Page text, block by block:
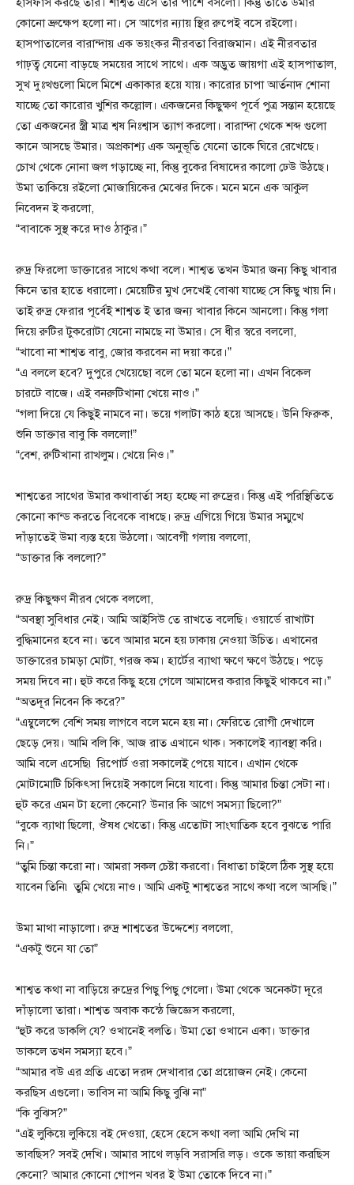
কোনো ভ্রুক্ষেপ হলো না। সে আগের ন্যায় স্থির রুপেই বসে রইলো।
হাসপাতালের বারান্দায় এক ভয়ংকর নীরবতা বিরাজমান। এই নীরবতার
গাঢ়ত্ব যেনো বাড়ছে সময়ের সাথে সাথে। এক অদ্ভুত জায়গা এই হাসপাতাল,
সুখ দুঃখগুলো মিলে মিশে একাকার হয়ে যায়। কারোর চাপা আর্তনাদ শোনা
যাচ্ছে তো কারোর খুশির কল্লোল। একজনের কিছুক্ষণ পূর্বে পুত্র সন্তান হয়েছে
তো একজনের স্ত্রী মাত্র শ্বষ নিঃশ্বাস ত্যাগ করলো। বারান্দা থেকে শব্দ গুলো
কানে আসছে উমার। অপ্রকাশ্য এক অনুভূতি যেনো তাকে ঘিরে রেখেছে।
চোখ থেকে নোনা জল গড়াচ্ছে না, কিন্তু বুকের বিষাদের কালো ঢেউ উঠছে।
উমা তাকিয়ে রইলো মোজায়িকের মেঝের দিকে। মনে মনে এক আকুল
নিবেদন ই করলো,
“বাবাকে সুস্থ করে দাও ঠাকুর।”
রুদ্র ফিরলো ডাক্তারের সাথে কথা বলে। শাশ্বত তখন উমার জন্য কিছু খাবার
কিনে তার হাতে ধরালো। মেয়েটির মুখ দেখেই বোঝা যাচ্ছে সে কিছু খায় নি।
তাই রুদ্র ফেরার পূর্বেই শাশ্বত ই তার জন্য খাবার কিনে আনলো। কিন্তু গলা
দিয়ে রুটির টুকরোটা যেনো নামছে না উমার। সে ধীর স্বরে বললো,
“খাবো না শাশ্বত বাবু, জোর করবেন না দয়া করে।”
“এ বললে হবে? দুপুরে খেয়েছো বলে তো মনে হলো না। এখন বিকেল
চারটে বাজে। এই বনরুটিখানা খেয়ে নাও।”
“গলা দিয়ে যে কিছুই নামবে না। ভয়ে গলাটা কাঠ হয়ে আসছে। উনি ফিরুক,
শুনি ডাক্তার বাবু কি বললো!”
“বেশ, রুটিখানা রাখলুম। খেয়ে নিও।”
শাশ্বতের সাথের উমার কথাবার্তা সহ্য হচ্ছে না রুদ্রের। কিন্তু এই পরিস্থিতিতে
কোনো কান্ড করতে বিবেকে বাধছে। রুদ্র এগিয়ে গিয়ে উমার সম্মুখে
দাঁড়াতেই উমা ব্যস্ত হয়ে উঠলো। আবেগী গলায় বললো,
“ডাক্তার কি বললো?”
রুদ্র কিছুক্ষণ নীরব থেকে বললো,
“অবস্থা সুবিধার নেই। আমি আইসিউ তে রাখতে বলেছি। ওয়ার্ডে রাখাটা
বুদ্ধিমানের হবে না। তবে আমার মনে হয় ঢাকায় নেওয়া উচিত। এখানের
ডাক্তারের চামড়া মোটা, গরজ কম। হার্টের ব্যাথা ক্ষণে ক্ষণে উঠছে। পড়ে
সময় দিবে না। হুট করে কিছু হয়ে গেলে আমাদের করার কিছুই থাকবে না।”
“অতদূর নিবেন কি করে?”
“এম্বুলেন্সে বেশি সময় লাগবে বলে মনে হয় না। ফেরিতে রোগী দেখালে
ছেড়ে দেয়। আমি বলি কি, আজ রাত এখানে থাক। সকালেই ব্যাবস্থা করি।
আমি বলে এসেছি৷ রিপোর্ট ওরা সকালেই পেয়ে যাবে। এখান থেকে
মোটামোটি চিকিৎসা দিয়েই সকালে নিয়ে যাবো। কিন্তু আমার চিন্তা সেটা না।
হুট করে এমন টা হলো কেনো? উনার কি আগে সমস্যা ছিলো?”
“বুকে ব্যাথা ছিলো, ঔষধ খেতো। কিন্তু এতোটা সাংঘাতিক হবে বুঝতে পারি
নি।”
“তুমি চিন্তা করো না। আমরা সকল চেষ্টা করবো। বিধাতা চাইলে ঠিক সুস্থ হয়ে
যাবেন তিনি৷ তুমি খেয়ে নাও। আমি একটু শাশ্বতের সাথে কথা বলে আসছি।”
উমা মাথা নাড়ালো। রুদ্র শাশ্বতের উদ্দেশ্যে বললো,
“একটু শুনে যা তো”
শাশ্বত কথা না বাড়িয়ে রুদ্রের পিছু পিছু গেলো। উমা থেকে অনেকটা দূরে
দাঁড়ালো তারা। শাশ্বত অবাক কন্ঠে জিজ্ঞেস করলো,
“হুট করে ডাকলি যে? ওখানেই বলতি। উমা তো ওখানে একা। ডাক্তার
ডাকলে তখন সমস্যা হবে।”
“আমার বউ এর প্রতি এতো দরদ দেখাবার তো প্রয়োজন নেই। কেনো
করছিস এগুলো। ভাবিস না আমি কিছু বুঝি না”
“কি বুঝিস?”
“এই লুকিয়ে লুকিয়ে বই দেওয়া, হেসে হেসে কথা বলা আমি দেখি না
ভাবছিস? সবই দেখি। আমার সাথে লড়বি সরাসরি লড়। ওকে ভায়া করছিস
কেনো? আমার কোনো গোপন খবর ই উমা তোকে দিবে না।”